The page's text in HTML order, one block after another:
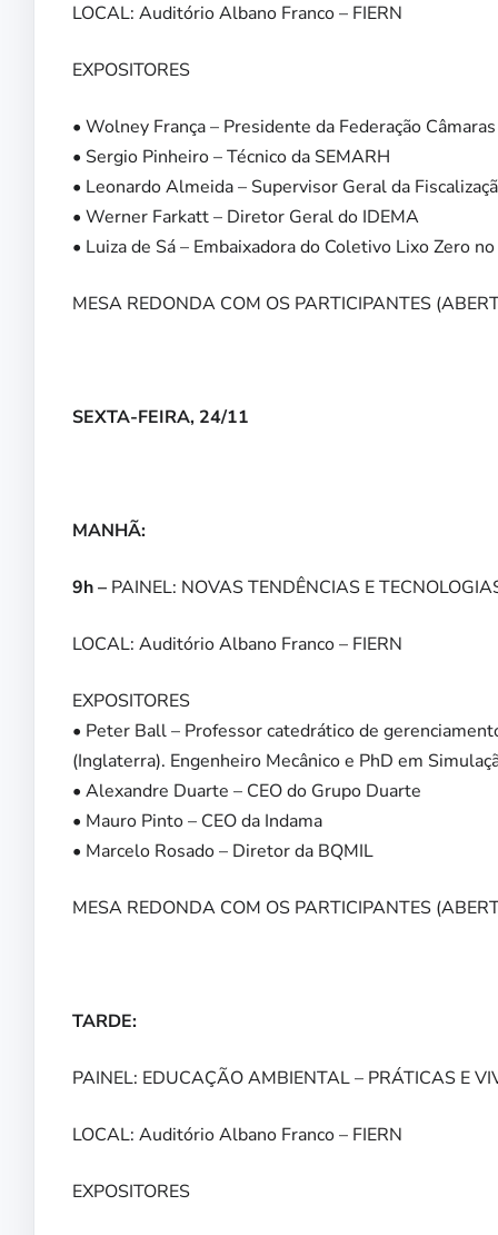
LOCAL: Auditório Albano Franco – FIERN
EXPOSITORES
• Wolney França – Presidente da Federação
• Sergio Pinheiro – Técnico da SEMARH
• Leonardo Almeida – Supervisor Geral da
• Werner Farkatt – Diretor Geral do IDEMA
• Luiza de Sá – Embaixadora do Coletivo Lixo Zero
MESA REDONDA COM OS PARTICIPANTES
SEXTA-FEIRA, 24/11
MANHÃ:
9h – PAINEL: NOVAS TENDÊNCIAS E
LOCAL: Auditório Albano Franco – FIERN
EXPOSITORES
• Peter Ball – Professor catedrático de
(Inglaterra). Engenheiro Mecânico e PhD em
• Alexandre Duarte – CEO do Grupo Duarte
• Mauro Pinto – CEO da Indama
• Marcelo Rosado – Diretor da BQMIL
MESA REDONDA COM OS PARTICIPANTES
TARDE:
PAINEL: EDUCAÇÃO AMBIENTAL – PRÁTICAS E
LOCAL: Auditório Albano Franco – FIERN
EXPOSITORES